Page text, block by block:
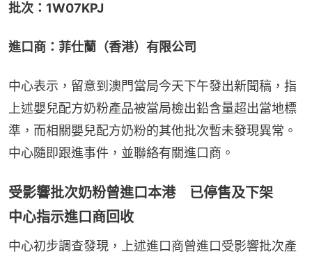
批次：1W07KPJ
進口商：菲仕蘭（香港）有限公司
中心表示，留意到澳門當局今天下午發出新聞稿，指
上述嬰兒配方奶粉產品被當局檢出鉛含量超出當地標
準，而相關嬰兒配方奶粉的其他批次暫未發現異常。
中心隨即跟進事件，並聯絡有關進口商。
受影響批次奶粉曾進口本港 已停售及下架
中心指示進口商回收
中心初步調查發現，上述進口商曾進口受影響批次產